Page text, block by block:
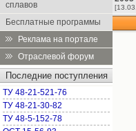
сплавов
Бесплатные программы
Реклама на портале
Отраслевой форум
Последние поступления
ТУ 48-21-521-76
ТУ 48-21-30-82
ТУ 48-5-152-78